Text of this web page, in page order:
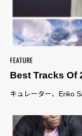
FEATURE
Best Tracks Of
キュレーター、Eriko